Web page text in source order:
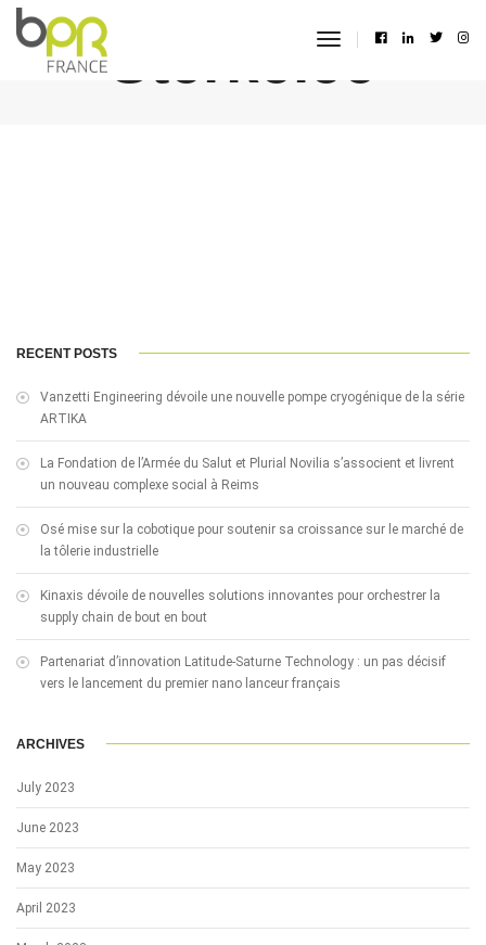
toggle
Sterkelec
RECENT POSTS
Vanzetti Engineering dévoile une nouvelle pompe cryogénique de la série
ARTIKA
La Fondation de l’Armée du Salut et Plurial Novilia s’associent et livrent
un nouveau complexe social à Reims
Osé mise sur la cobotique pour soutenir sa croissance sur le marché de
la tôlerie industrielle
Kinaxis dévoile de nouvelles solutions innovantes pour orchestrer la
supply chain de bout en bout
Partenariat d’innovation Latitude-Saturne Technology : un pas décisif
vers le lancement du premier nano lanceur français
ARCHIVES
July 2023
June 2023
May 2023
April 2023